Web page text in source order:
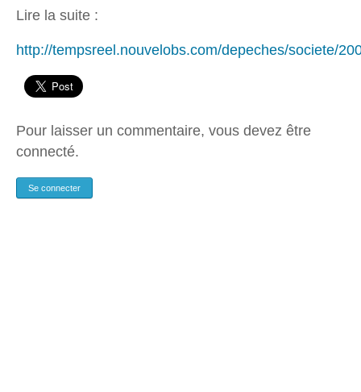
Lire la suite :
http://tempsreel.nouvelobs.com/depeches/societe/
Pour laisser un commentaire, vous devez être
connecté.
Se connecter